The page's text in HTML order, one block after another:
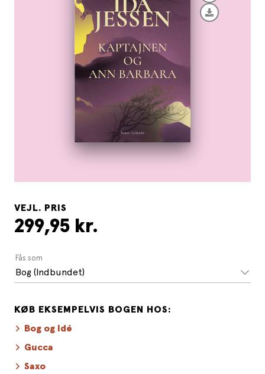
VEJL. PRIS
299,95 kr.
Fås som
Bog (Indbundet)
KØB EKSEMPELVIS BOGEN HOS:
Bog og Idé
Gucca
Saxo